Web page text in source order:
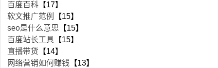
百度百科 【17】
软文推广范例
【15】
seo是什么意思 【15】
百度站长工具 【15】
直播带货 【14】
网络营销如何赚钱 【13】